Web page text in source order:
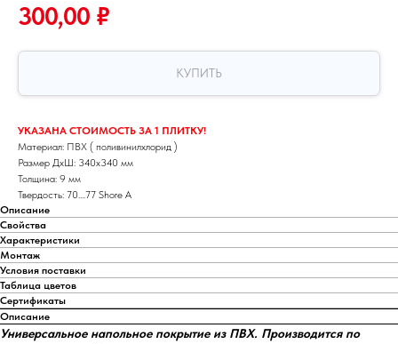
300,00 ₽
КУПИТЬ
УКАЗАНА СТОИМОСТЬ ЗА 1 ПЛИТКУ!
Материал: ПВХ ( поливинилхлорид )
Размер ДхШ: 340х340 мм
Толщина: 9 мм
Твердость: 70....77 Shore A
Описание
Свойства
Характеристики
Монтаж
Условия поставки
Таблица цветов
Сертификаты
Описание
Универсальное напольное покрытие из ПВХ. Производится по